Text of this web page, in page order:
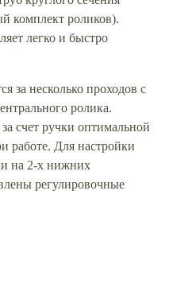
комплект роликов).
легко и быстро
за несколько проходов с
ролика.
счет ручки оптимальной
работе. Для настройки
на 2-х нижних
регулировочные